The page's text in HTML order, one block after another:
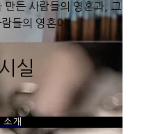
든 사람들의 영혼과, 그
들의 영혼이..
실
소개